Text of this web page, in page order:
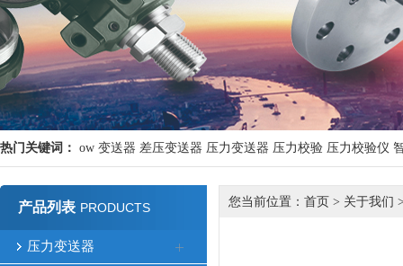
热门关键词： ow 变送器 差压变送器 压力变送器 压力校验 压力校验仪
产品列表 PRODUCTS
压力变送器
您当前位置： 首页 > 关于我们